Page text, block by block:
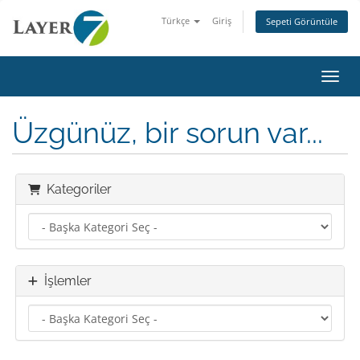
Türkçe Giriş Sepeti Görüntüle
Üzgünüz, bir sorun var...
Kategoriler
İşlemler